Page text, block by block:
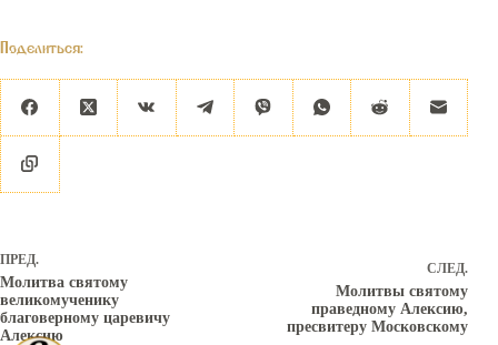
Поделиться:
ПРЕД.
Молитва святому
великомученику
благоверному царевичу
Алексию
СЛЕД.
Молитвы святому
праведному Алексию,
пресвитеру Московскому